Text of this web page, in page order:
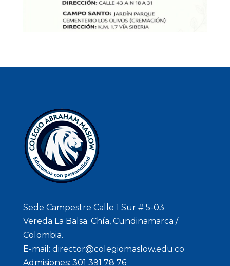
Sede Campestre Calle 1 Sur # 5-03
Vereda La Balsa. Chía, Cundinamarca /
Colombia.
E-mail: director@colegiomaslow.edu.co
Admisiones: 301 391 78 76